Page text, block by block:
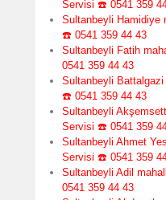
Servisi ☎️ 0541 359
Sultanbeyli Hamidiye
☎️ 0541 359 44 43
Sultanbeyli Fatih
0541 359 44 43
Sultanbeyli
☎️ 0541 359 44 43
Sultanbeyli
Servisi ☎️ 0541 359
Sultanbeyli Ahmet
Servisi ☎️ 0541 359
Sultanbeyli Adil
0541 359 44 43